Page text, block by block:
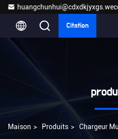
Citation
Maison > Produits > Chargeur